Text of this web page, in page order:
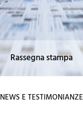
Rassegna stampa
NEWS E TESTIMONIANZE